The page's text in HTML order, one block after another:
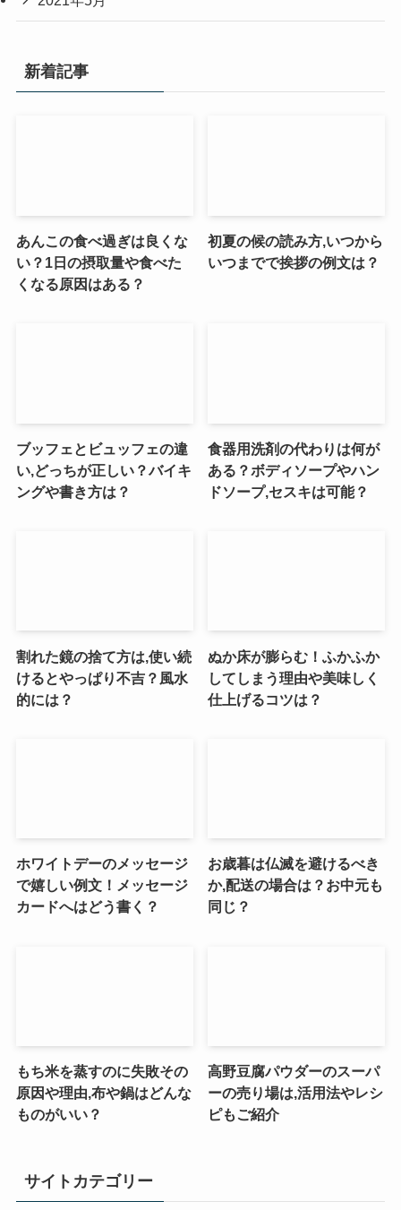
新着記事
あんこの食べ過ぎは良くな
い？1日の摂取量や食べた
くなる原因はある？
初夏の候の読み方,いつから
いつまでで挨拶の例文は？
ブッフェとビュッフェの違
い,どっちが正しい？バイキ
ングや書き方は？
食器用洗剤の代わりは何が
ある？ボディソープやハン
ドソープ,セスキは可能？
割れた鏡の捨て方は,使い続
けるとやっぱり不吉？風水
的には？
ぬか床が膨らむ！ふかふか
してしまう理由や美味しく
仕上げるコツは？
ホワイトデーのメッセージ
で嬉しい例文！メッセージ
カードへはどう書く？
お歳暮は仏滅を避けるべき
か,配送の場合は？お中元も
同じ？
もち米を蒸すのに失敗その
原因や理由,布や鍋はどんな
ものがいい？
高野豆腐パウダーのスーパ
ーの売り場は,活用法やレシ
ピもご紹介
サイトカテゴリー